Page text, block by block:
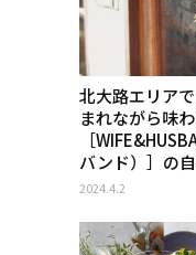
北大路エリア
まれながら味
［
バンド）］の
2024.4.2